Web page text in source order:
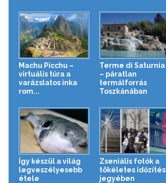
Machu Picchu –
virtuális túra a
varázslatos inka
rom...
Terme di Saturnia
– páratlan
termálforrás
Toszkánában
Így készül a világ
legveszélyesebb
étele
Zseniális fotók a
tökéletes időzítés
jegyében